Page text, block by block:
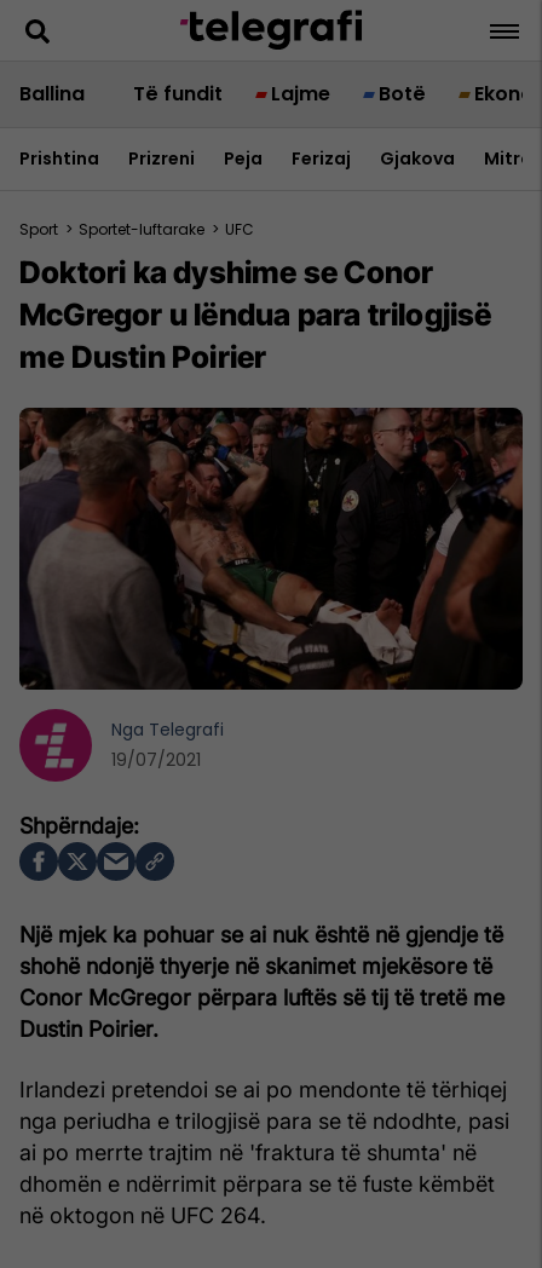
Ballina Të fundit Lajme Botë
Prishtina Prizreni Peja Ferizaj Gjakova
Sport > Sportet-luftarake > UFC
Doktori ka dyshime se Conor
McGregor u lëndua para trilogjisë
me Dustin Poirier
Një mjek ka pohuar se ai nuk është në gjendje të
shohë ndonjë thyerje në skanimet mjekësore të
Conor McGregor përpara luftës së tij të tretë me
Dustin Poirier.
Irlandezi pretendoi se ai po mendonte të tërhiqej
nga periudha e trilogjisë para se të ndodhte, pasi
ai po merrte trajtim në 'fraktura të shumta' në
dhomën e ndërrimit përpara se të fuste këmbët
në oktogon në UFC 264.
Nga Telegrafi
19/07/2021